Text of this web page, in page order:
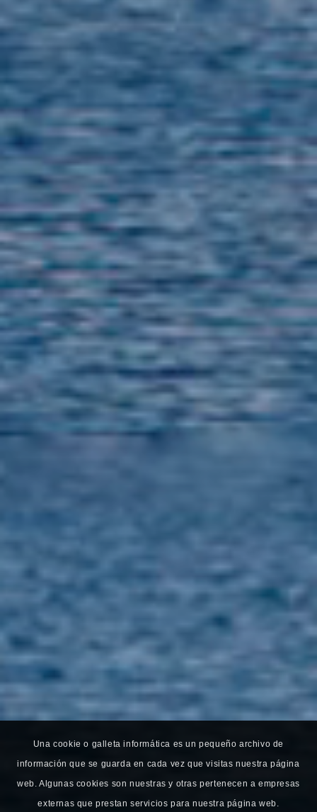
Una cookie o galleta informática es un pequeño archivo de
información que se guarda en cada vez que visitas nuestra página
web. Algunas cookies son nuestras y otras pertenecen a empresas
externas que prestan servicios para nuestra página web.